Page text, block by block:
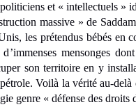
et « intellectuels »
massive » de
les prétendus bébés en
mensonges
son territoire en y
Voilà la vérité au-
genre « défense des droits